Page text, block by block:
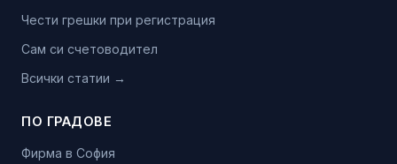
Чести грешки при регистрация
Сам си счетоводител
Всички статии →
ПО ГРАДОВЕ
Фирма в София